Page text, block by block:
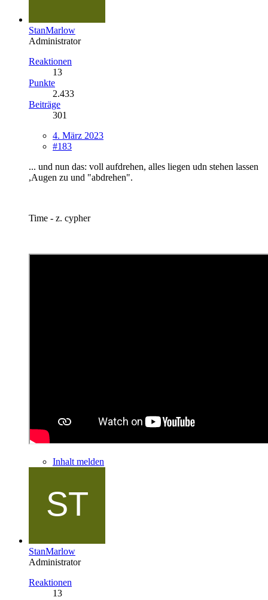
StanMarlow
Administrator
Reaktionen
13
Punkte
2.433
Beiträge
301
4. März 2023
#183
... und nun das: voll aufdrehen, alles liegen udn stehen lassen
,Augen zu und "abdrehen".
Time - z. cypher
Inhalt melden
StanMarlow
Administrator
Reaktionen
13